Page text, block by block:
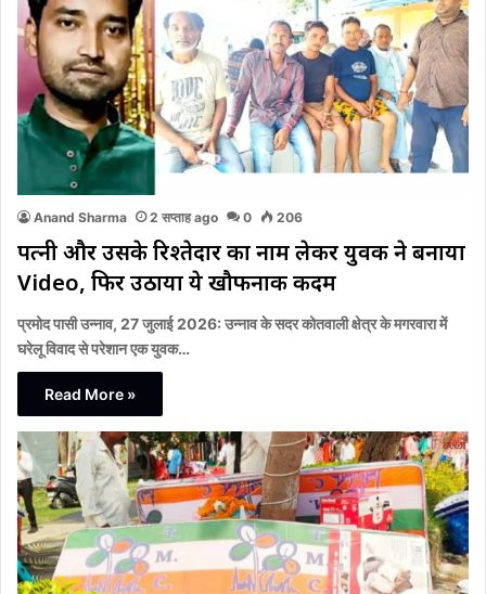
Anand Sharma 2 सप्ताह ago 0 206
पत्नी और उसके रिश्तेदार का नाम लेकर युवक ने बनाया
Video, फिर उठाया ये खौफनाक कदम
प्रमोद पासी उन्नाव, 27 जुलाई 2026: उन्नाव के सदर कोतवाली क्षेत्र के मगरवारा में
घरेलू विवाद से परेशान एक युवक…
Read More »